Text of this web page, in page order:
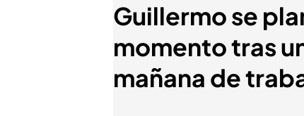
Guillermo se
momento tras
mañana de